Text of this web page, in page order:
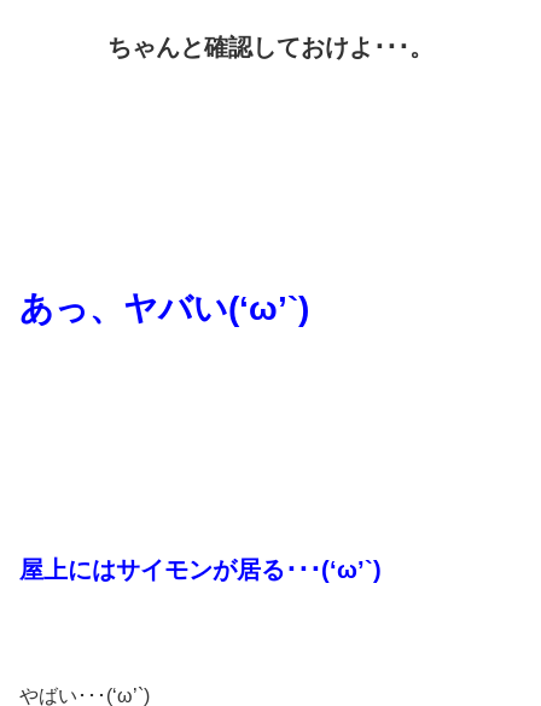
ちゃんと確認しておけよ･･･。
あっ、ヤバい(‘ω’`)
屋上にはサイモンが居る･･･(‘ω’`)
やばい･･･(‘ω’`)